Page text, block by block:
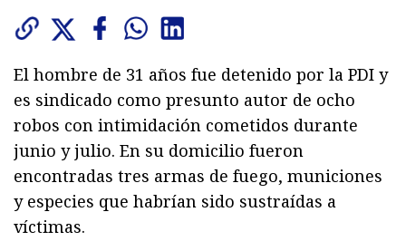
El hombre de 31 años fue detenido por la PDI y
es sindicado como presunto autor de ocho
robos con intimidación cometidos durante
junio y julio. En su domicilio fueron
encontradas tres armas de fuego, municiones
y especies que habrían sido sustraídas a
víctimas.